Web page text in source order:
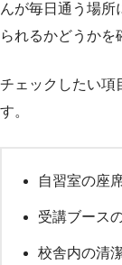
んが毎日通う場所
られるかどうかを
チェックしたい項
す。
自習室の座
受講ブース
校舎内の清